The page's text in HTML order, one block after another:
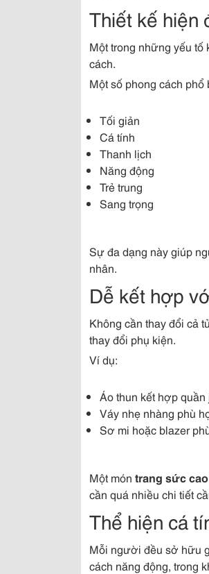
Thiết kế hiện
Một trong những yếu tố
cách.
Một số phong cách phổ
Tối giản
Cá tính
Thanh lịch
Năng động
Trẻ trung
Sang trọng
Sự đa dạng này giúp
nhân.
Dễ kết hợp
Không cần thay đổi cả
thay đổi phụ kiện.
Ví dụ:
Áo thun kết hợp
Váy nhẹ nhàng phù
Sơ mi hoặc blazer
Một món trang sức
cần quá nhiều chi tiết
Thể hiện cá
Mỗi người đều sở hữu
cách năng động, trong